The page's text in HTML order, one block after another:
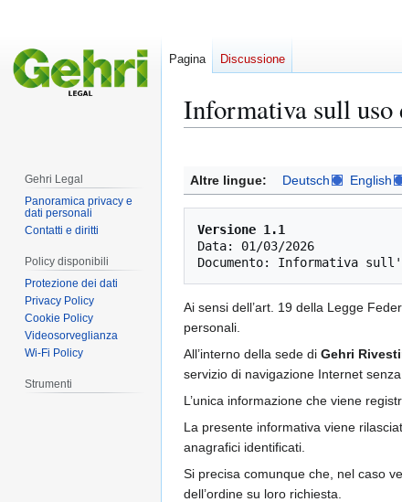
Informativa sull
alla
navigazione
alla
ricerca
Altre lingue: Deutsch English
Versione 1.1
Data: 01/03/2026
Ai sensi dell’art. 19 della Legge
personali.
All’interno della sede di Gehri
servizio di navigazione Internet
L’unica informazione che viene
La presente informativa viene
anagrafici identificati.
Si precisa comunque che, nel caso
dell’ordine su loro richiesta.
Pagina Discussione
Gehri Legal
Panoramica privacy e
dati personali
Contatti e diritti
Policy disponibili
Protezione dei dati
Privacy Policy
Cookie Policy
Videosorveglianza
Wi-Fi Policy
Strumenti